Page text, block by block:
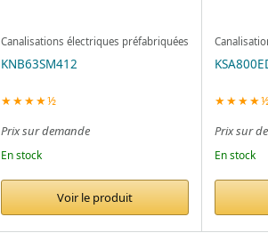
Canalisations électriques préfabriquées
KNB63SM412
★★★★½
Prix sur demande
En stock
Voir le produit
Prix sur
En stock